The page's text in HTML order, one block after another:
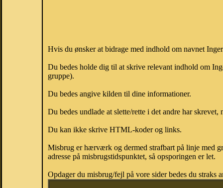
Hvis du ønsker at bidrage med indhold om navnet
Du bedes holde dig til at skrive relevant indhold om
gruppe).
Du bedes angive kilden til dine informationer.
Du bedes undlade at slette/rette i det andre har
Du kan ikke skrive HTML-koder og links.
Misbrug er hærværk og dermed strafbart på linje med
adresse på misbrugstidspunktet, så opsporingen er let.
Opdager du misbrug/fejl på vore sider bedes du straks